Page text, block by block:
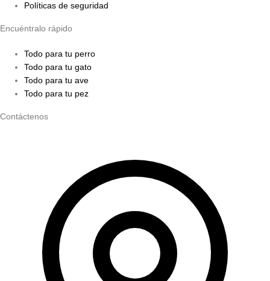
Políticas de seguridad
Encuéntralo rápido
Todo para tu perro
Todo para tu gato
Todo para tu ave
Todo para tu pez
Contáctenos